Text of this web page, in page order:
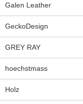
Galen Leather
GeckoDesign
GREY RAY
hoechstmass
Holz